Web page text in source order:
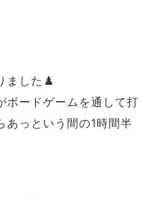
ました♟️
ボードゲームを通して打
あっという間の1時間半